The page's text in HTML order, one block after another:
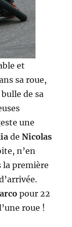
et
sa roue,
de sa
une
deNicolas
n’en
la première
pour 22
roue !